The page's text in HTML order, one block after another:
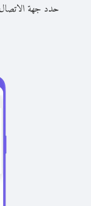
حدد جهة الاتصال